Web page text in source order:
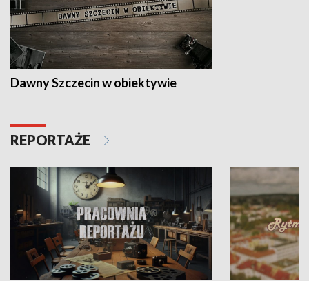
Dawny Szczecin w obiektywie
REPORTAŻE